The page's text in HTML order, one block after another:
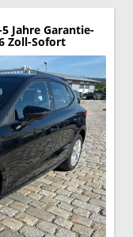
Jahre Garantie-
Zoll-Sofort